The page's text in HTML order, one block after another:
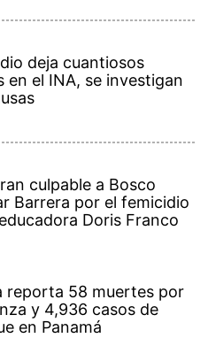
deja cuantiosos
en el INA, se investigan
culpable a Bosco
Barrera por el femicidio
Doris Franco
reporta 58 muertes por
y 4,936 casos de
en Panamá